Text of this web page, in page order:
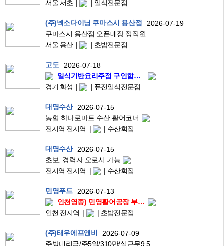
서울 서초 일식전문점
(주)넥소다이닝 쿠마스시 용산점
2026-07-19
서울 용산
초밥전문점
고도
2026-07-18
일식기반요리주점 구인합니다
경기 화성
퓨전일식전문점
대명수산
2026-07-15
농협 하나로마트 수산 활어코너
전지역 전지역
수산회집
대명수산
2026-07-15
초보, 경력자 오로시 가능
전지역 전지역
수산회집
민영푸드
2026-07-13
인천영종) 민영활어공장 부장님 모십니다.
인천 전지역
초밥전문점
(주)태우에프앤비
2026-07-09
주방대리급/주5일/310만/실근무9.5시간